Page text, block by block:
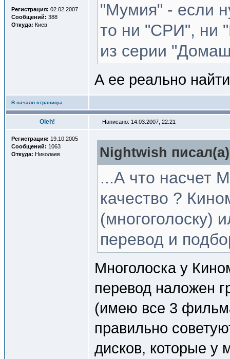
Регистрация: 02.02.2007
Сообщений: 388
Откуда: Киев
"Мумия" - если
то ни "СРИ", ни
из серии
А ее реально
В начало страницы
Oleh! Написано: 14.03.2007, 22:21
Регистрация: 19.10.2005
Сообщений: 1063
Откуда: Николаев Nightwish
...А что насчет
качество ?
(многоголоску)
перевод и
Многолоска у
перевод наложен
(имею все 3
правильно
дисков, которые у